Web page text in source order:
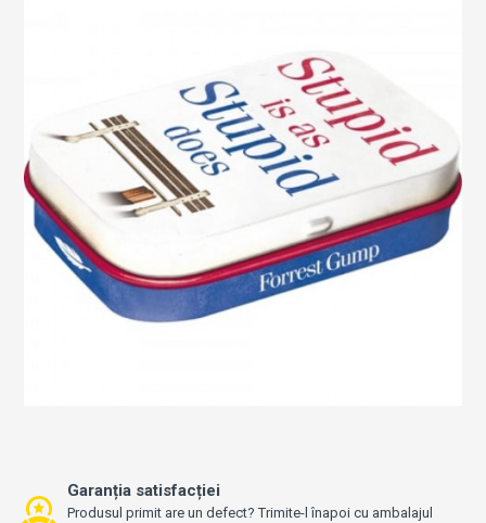
Garanția satisfacției
Produsul primit are un defect? Trimite-l înapoi cu ambalajul